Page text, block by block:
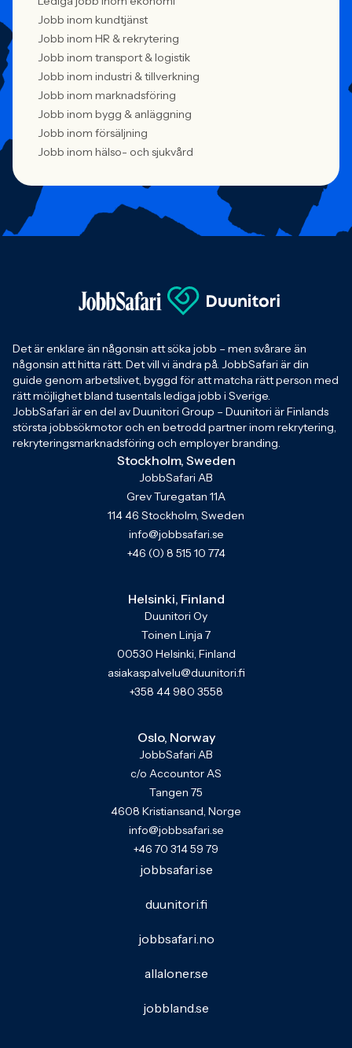
Jobb inom kundtjänst
Jobb inom HR & rekrytering
Jobb inom transport & logistik
Jobb inom industri & tillverkning
Jobb inom marknadsföring
Jobb inom bygg & anläggning
Jobb inom försäljning
Jobb inom hälso- och sjukvård
Det är enklare än någonsin att söka jobb – men svårare än
någonsin att hitta rätt. Det vill vi ändra på. JobbSafari är din
guide genom arbetslivet, byggd för att matcha rätt person med
rätt möjlighet bland tusentals lediga jobb i Sverige.
JobbSafari är en del av Duunitori Group – Duunitori är Finlands
största jobbsökmotor och en betrodd partner inom rekrytering,
rekryteringsmarknadsföring och employer branding.
Stockholm, Sweden
JobbSafari AB
Grev Turegatan 11A
114 46 Stockholm, Sweden
info@jobbsafari.se
+46 (0) 8 515 10 774
Helsinki, Finland
Duunitori Oy
Toinen Linja 7
00530 Helsinki, Finland
asiakaspalvelu@duunitori.fi
+358 44 980 3558
Oslo, Norway
JobbSafari AB
c/o Accountor AS
Tangen 75
4608 Kristiansand, Norge
info@jobbsafari.se
+46 70 314 59 79
jobbsafari.se
duunitori.fi
jobbsafari.no
allaloner.se
jobbland.se